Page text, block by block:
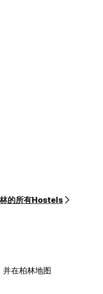
的所有Hostels
在柏林地图